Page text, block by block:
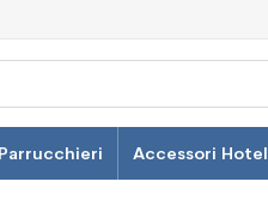
Accessori Hotel